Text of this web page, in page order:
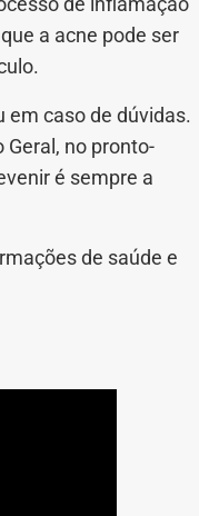
de inflamação
a acne pode ser
em caso de dúvidas.
Geral, no pronto-
é sempre a
de saúde e